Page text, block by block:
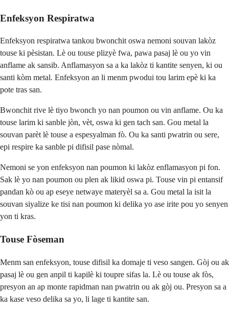
Enfeksyon Respiratwa
Enfeksyon respiratwa tankou bwonchit oswa nemoni souvan lakòz
touse ki pèsistan. Lè ou touse plizyè fwa, pawa pasaj lè ou yo vin
anflame ak sansib. Anflamasyon sa a ka lakòz ti kantite senyen, ki ou
santi kòm metal. Enfeksyon an li menm pwodui tou larim epè ki ka
pote tras san.
Bwonchit rive lè tiyo bwonch yo nan poumon ou vin anflame. Ou ka
touse larim ki sanble jòn, vèt, oswa ki gen tach san. Gou metal la
souvan parèt lè touse a espesyalman fò. Ou ka santi pwatrin ou sere,
epi respire ka sanble pi difisil pase nòmal.
Nemoni se yon enfeksyon nan poumon ki lakòz enflamasyon pi fon.
Sak lè yo nan poumon ou plen ak likid oswa pi. Touse vin pi entansif
pandan kò ou ap eseye netwaye materyèl sa a. Gou metal la isit la
souvan siyalize ke tisi nan poumon ki delika yo ase irite pou yo senyen
yon ti kras.
Touse Fòseman
Menm san enfeksyon, touse difisil ka domaje ti veso sangen. Gòj ou ak
pasaj lè ou gen anpil ti kapilè ki toupre sifas la. Lè ou touse ak fòs,
presyon an ap monte rapidman nan pwatrin ou ak gòj ou. Presyon sa a
ka kase veso delika sa yo, li lage ti kantite san.